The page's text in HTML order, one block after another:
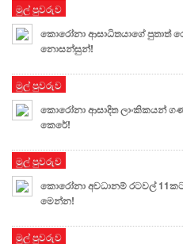
මුල් පුවරුව
කොරෝනා ආසාධිතයාගේ පුතාත්
නොසන්සුන්!
මුල් පුවරුව
කොරෝනා ආසාදිත ලාංකිකයන්
කෙරේ!
මුල් පුවරුව
කොරෝනා අවධානම් රටවල්
මෙන්න!
මුල් පුවරුව